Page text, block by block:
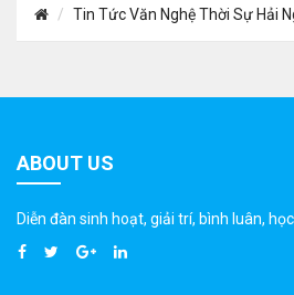
Tin Tức Văn Nghệ Thời Sự Hải
ABOUT US
Diễn đàn sinh hoạt, giải trí, bình luân,